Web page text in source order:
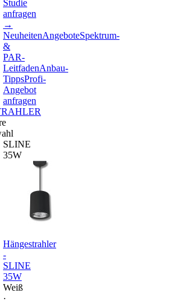
Studie
anfragen
→
NeuheitenAngeboteSpektrum-
&
PAR-
LeitfadenAnbau-
TippsProfi-
Angebot
anfragen
SLINE
35W
Hängestrahler
-
SLINE
35W
Weiß
·